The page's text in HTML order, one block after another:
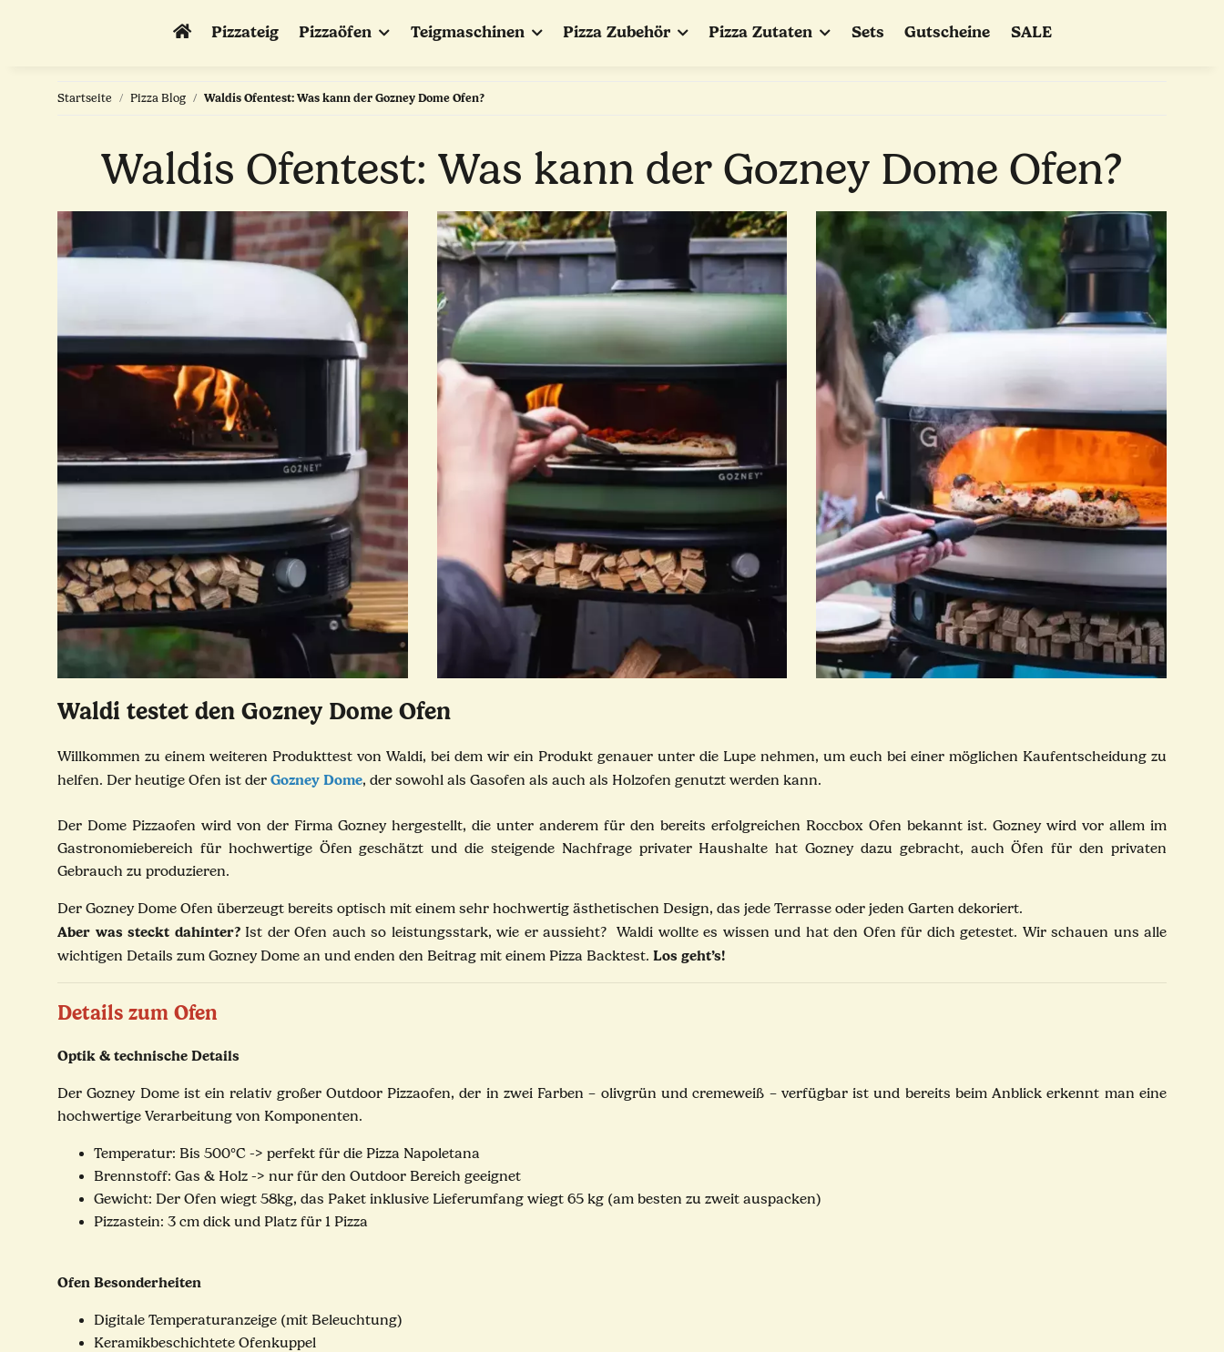
Pizzateig Pizzaöfen Teigmaschinen Pizza Zubehör Pizza Zutaten Sets Gutscheine SALE
Startseite Pizza Blog Waldis Ofentest: Was kann der Gozney Dome Ofen?
Waldis Ofentest: Was kann der Gozney Dome Ofen?
Waldi testet den Gozney Dome Ofen
Willkommen zu einem weiteren Produkttest von Waldi, bei dem wir ein Produkt genauer unter die Lupe nehmen, um euch bei einer möglichen Kaufentscheidung zu
helfen. Der heutige Ofen ist der Gozney Dome, der sowohl als Gasofen als auch als Holzofen genutzt werden kann.
Der Dome Pizzaofen wird von der Firma Gozney hergestellt, die unter anderem für den bereits erfolgreichen Roccbox Ofen bekannt ist. Gozney wird vor allem im
Gastronomiebereich für hochwertige Öfen geschätzt und die steigende Nachfrage privater Haushalte hat Gozney dazu gebracht, auch Öfen für den privaten
Gebrauch zu produzieren.
Der Gozney Dome Ofen überzeugt bereits optisch mit einem sehr hochwertig ästhetischen Design, das jede Terrasse oder jeden Garten dekoriert.
Aber was steckt dahinter?Ist der Ofen auch so leistungsstark, wie er aussieht? Waldi wollte es wissen und hat den Ofen für dich getestet. Wir schauen uns alle
wichtigen Details zum Gozney Dome an und enden den Beitrag mit einem Pizza Backtest. Los geht’s!
Details zum Ofen
Optik & technische Details
Der Gozney Dome ist ein relativ großer Outdoor Pizzaofen, der in zwei Farben – olivgrün und cremeweiß – verfügbar ist und bereits beim Anblick erkennt man eine
hochwertige Verarbeitung von Komponenten.
Temperatur: Bis 500°C -> perfekt für die Pizza Napoletana
Brennstoff: Gas & Holz -> nur für den Outdoor Bereich geeignet
Gewicht: Der Ofen wiegt 58kg, das Paket inklusive Lieferumfang wiegt 65 kg (am besten zu zweit auspacken)
Pizzastein: 3 cm dick und Platz für 1 Pizza
Ofen Besonderheiten
Digitale Temperaturanzeige (mit Beleuchtung)
Keramikbeschichtete Ofenkuppel